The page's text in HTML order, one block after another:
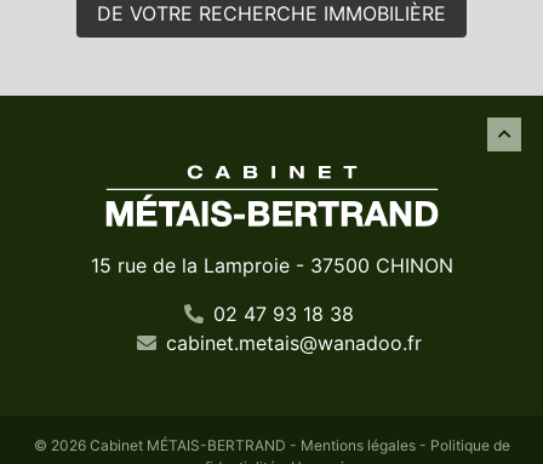
DE VOTRE RECHERCHE IMMOBILIÈRE
15 rue de la Lamproie - 37500 CHINON
02 47 93 18 38
cabinet.metais@wanadoo.fr
© 2026 Cabinet MÉTAIS-BERTRAND - Mentions légales- Politique de